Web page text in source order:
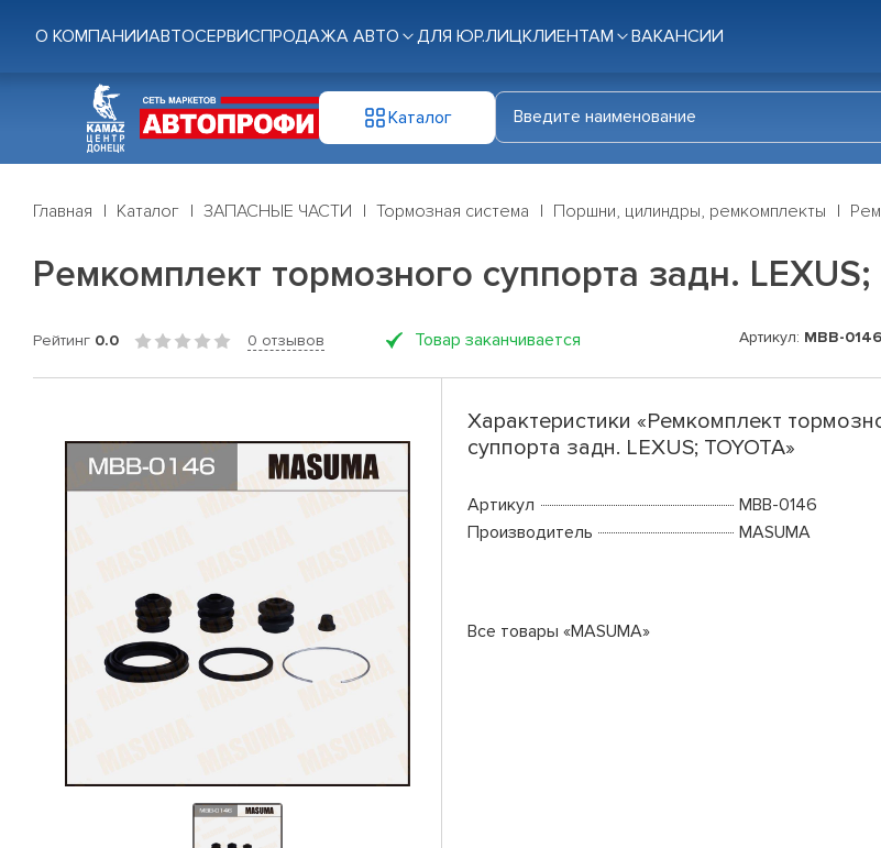
О КОМПАНИИАВТОСЕРВИСПРОДАЖА АВТО ДЛЯ ЮР.ЛИЦКЛИЕНТАМ ВАКАНСИИ
Каталог
Главная Каталог ЗАПАСНЫЕ ЧАСТИ Тормозная система Поршни, цилиндры, ремкомплекты
Ремкомплект тормозного суппорта задн. LEXUS;
Рейтинг 0.0 0 отзывов Товар заканчивается Артикул: MBB-0146
Характеристики «Ремкомплект
суппорта задн. LEXUS; TOYOTA»
Артикул
MBB-0146
Производитель
MASUMA
Все товары «MASUMA»